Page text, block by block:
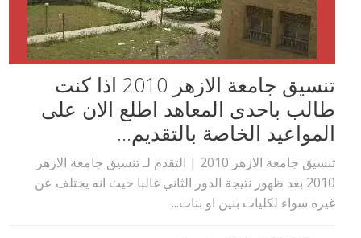
تنسيق جامعة الازهر 2010 اذا كنت
طالب باحدى المعاهد اطلع الان على
المواعيد الخاصة بالتقديم...
تنسيق جامعة الازهر 2010 | التقدم لـ تنسيق جامعة الازهر
2010 بعد ظهور نتيجة الدور الثاني غالبا حيث انه يختلف عن
غيره سواء لكليات بنين او بنات...